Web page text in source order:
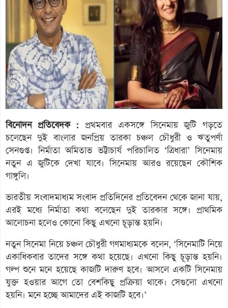
বিনোদন প্রতিবেদক : প্রথমবার একসঙ্গে সিনেমায় জুটি গড়তে
চলেছেন দুই বাংলার জনপ্রিয় তারকা চঞ্চল চৌধুরী ও ঋতুপর্ণা
সেনগুপ্ত। নির্মাতা অমিতাভ ভট্টাচার্য পরিচালিত ‘ত্রিধারা’ সিনেমায়
নতুন এ জুটিকে দেখা যাবে। সিনেমায় আরও রয়েছেন কৌশিক
গাঙ্গুলি।
ভারতীয় সংবাদমাধ্যম সংবাদ প্রতিদিনের প্রতিবেদন থেকে জানা যায়,
এরই মধ্যে নির্মাতা কথা বলেছেন দুই তারকার সঙ্গে। প্রাথমিক
আলোচনা হলেও কোনো কিছু এখনো চূড়ান্ত হয়নি।
নতুন সিনেমা নিয়ে চঞ্চল চৌধুরী গণমাধ্যমকে বলেন, ‘সিনেমাটি নিয়ে
একাধিকবার তাদের সঙ্গে কথা হয়েছে। এখনো কিছু চূড়ান্ত হয়নি।
গল্প শুনে মনে হয়েছে কাজটি দারুণ হবে। আসলে একটি সিনেমায়
যুক্ত হওয়ার আগে তো বেশকিছু প্রক্রিয়া থাকে। সেগুলো এখনো
হয়নি। মনে হচ্ছে আমাদের এই কাজটি হবে।’